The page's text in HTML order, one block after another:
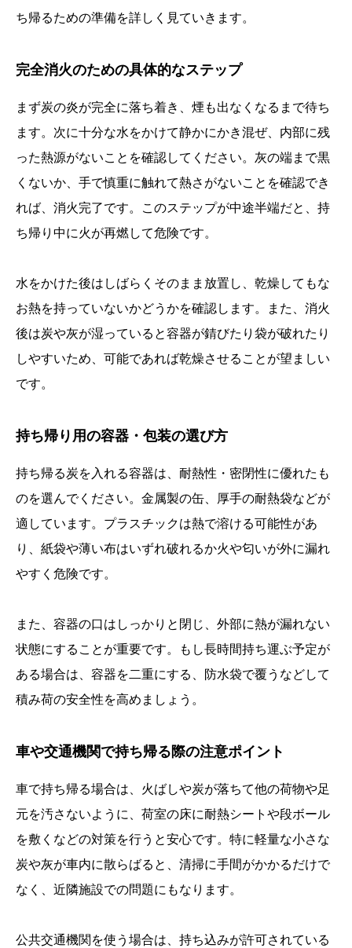
ち帰るための準備を詳しく見ていきます。
完全消火のための具体的なステップ
まず炭の炎が完全に落ち着き、煙も出なくなるまで待ち
ます。次に十分な水をかけて静かにかき混ぜ、内部に残
った熱源がないことを確認してください。灰の端まで黒
くないか、手で慎重に触れて熱さがないことを確認でき
れば、消火完了です。このステップが中途半端だと、持
ち帰り中に火が再燃して危険です。
水をかけた後はしばらくそのまま放置し、乾燥してもな
お熱を持っていないかどうかを確認します。また、消火
後は炭や灰が湿っていると容器が錆びたり袋が破れたり
しやすいため、可能であれば乾燥させることが望ましい
です。
持ち帰り用の容器・包装の選び方
持ち帰る炭を入れる容器は、耐熱性・密閉性に優れたも
のを選んでください。金属製の缶、厚手の耐熱袋などが
適しています。プラスチックは熱で溶ける可能性があ
り、紙袋や薄い布はいずれ破れるか火や匂いが外に漏れ
やすく危険です。
また、容器の口はしっかりと閉じ、外部に熱が漏れない
状態にすることが重要です。もし長時間持ち運ぶ予定が
ある場合は、容器を二重にする、防水袋で覆うなどして
積み荷の安全性を高めましょう。
車や交通機関で持ち帰る際の注意ポイント
車で持ち帰る場合は、火ばしや炭が落ちて他の荷物や足
元を汚さないように、荷室の床に耐熱シートや段ボール
を敷くなどの対策を行うと安心です。特に軽量な小さな
炭や灰が車内に散らばると、清掃に手間がかかるだけで
なく、近隣施設での問題にもなります。
公共交通機関を使う場合は、持ち込みが許可されている